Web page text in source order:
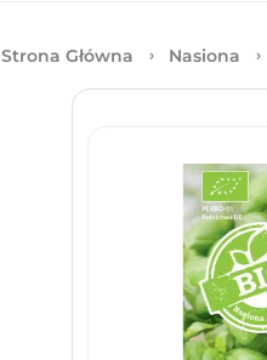
Strona Główna Nasiona